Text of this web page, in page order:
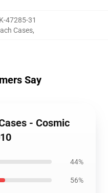
47285-31
Cases,
Say
- Cosmic
44%
56%